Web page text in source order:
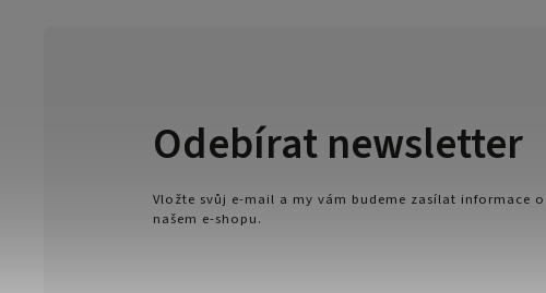
Odebírat newsletter
Vložte svůj e-mail a my vám budeme zasílat informace
našem e-shopu.